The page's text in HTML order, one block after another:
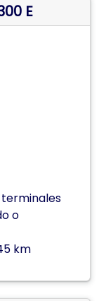
E
o
km